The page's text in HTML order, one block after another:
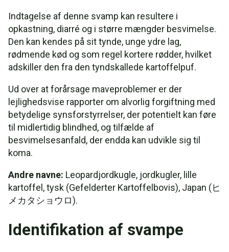
Indtagelse af denne svamp kan resultere i
opkastning, diarré og i større mængder besvimelse.
Den kan kendes på sit tynde, unge ydre lag,
rødmende kød og som regel kortere rødder, hvilket
adskiller den fra den tyndskallede kartoffelpuf.
Ud over at forårsage maveproblemer er der
lejlighedsvise rapporter om alvorlig forgiftning med
betydelige synsforstyrrelser, der potentielt kan føre
til midlertidig blindhed, og tilfælde af
besvimelsesanfald, der endda kan udvikle sig til
koma.
Andre navne: Leopardjordkugle, jordkugler, lille
kartoffel, tysk (Gefelderter Kartoffelbovis), Japan (ヒ
メカタショウロ).
Identifikation af svampe